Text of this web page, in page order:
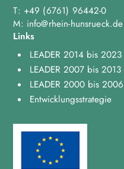
Links
LEADER 2014 bis 2023
LEADER 2007 bis 2013
LEADER 2000 bis 2006
Entwicklungsstrategie
T: +49 (6761) 96442-0
M: info@rhein-hunsrueck.de